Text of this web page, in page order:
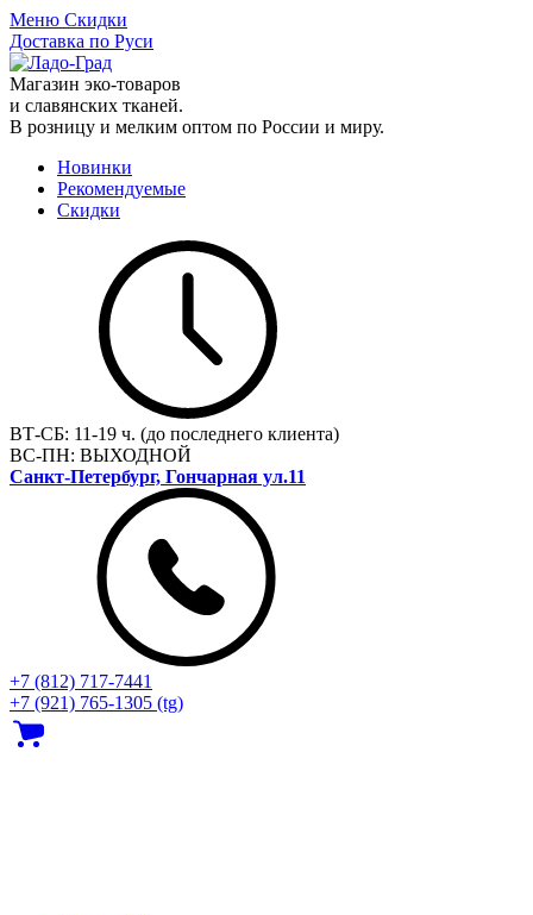
Меню Скидки
Доставка по Руси
Магазин эко-товаров
и славянских тканей.
В розницу и мелким оптом по России и миру.
Новинки
Рекомендуемые
Скидки
ВТ-СБ: 11-19 ч. (до последнего клиента)
ВС-ПН: ВЫХОДНОЙ
Санкт-Петербург, Гончарная ул.11
+7 (812) 717‑7441
+7 (921) 765-1305 (tg)